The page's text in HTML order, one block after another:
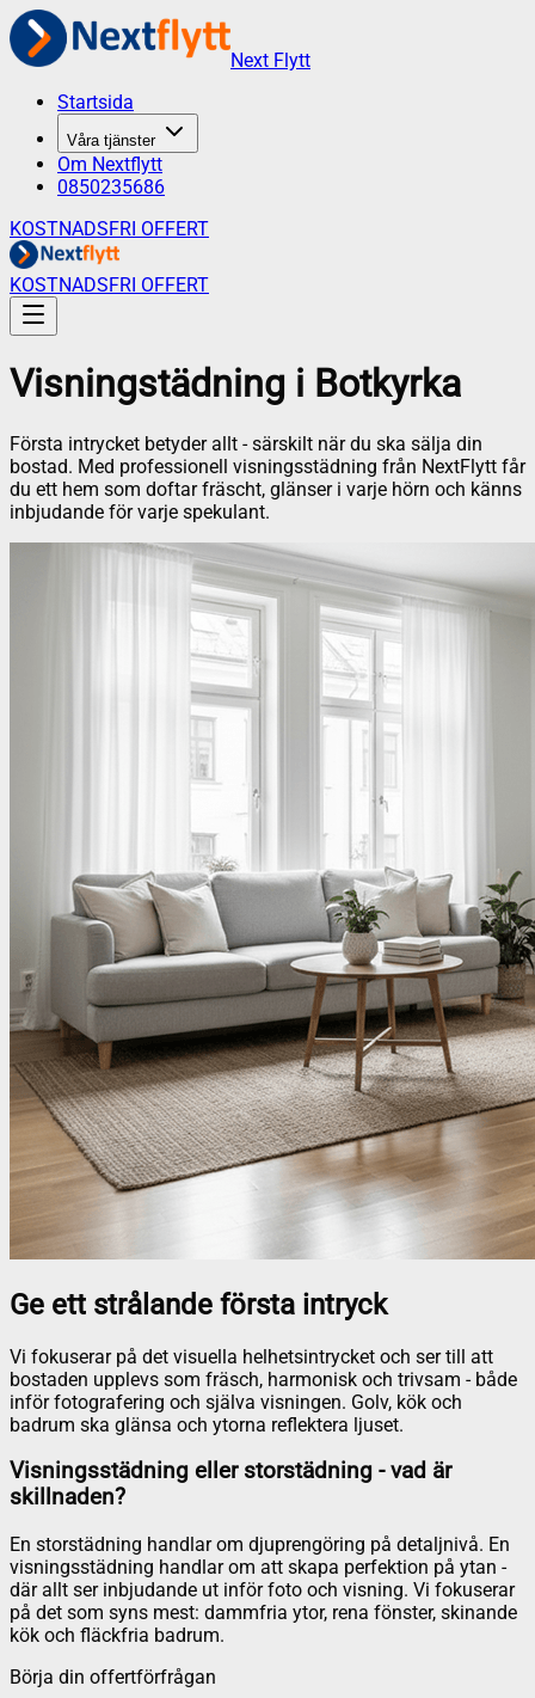
Next Flytt
Startsida
Våra tjänster
Om Nextflytt
0850235686
KOSTNADSFRI OFFERT
KOSTNADSFRI OFFERT
Visningstädning i Botkyrka
Första intrycket betyder allt - särskilt när du ska sälja din
bostad. Med professionell visningsstädning från NextFlytt får
du ett hem som doftar fräscht, glänser i varje hörn och känns
inbjudande för varje spekulant.
Ge ett strålande första intryck
Vi fokuserar på det visuella helhetsintrycket och ser till att
bostaden upplevs som fräsch, harmonisk och trivsam - både
inför fotografering och själva visningen. Golv, kök och
badrum ska glänsa och ytorna reflektera ljuset.
Visningsstädning eller storstädning - vad är
skillnaden?
En storstädning handlar om djuprengöring på detaljnivå. En
visningsstädning handlar om att skapa perfektion på ytan -
där allt ser inbjudande ut inför foto och visning. Vi fokuserar
på det som syns mest: dammfria ytor, rena fönster, skinande
kök och fläckfria badrum.
Börja din offertförfrågan